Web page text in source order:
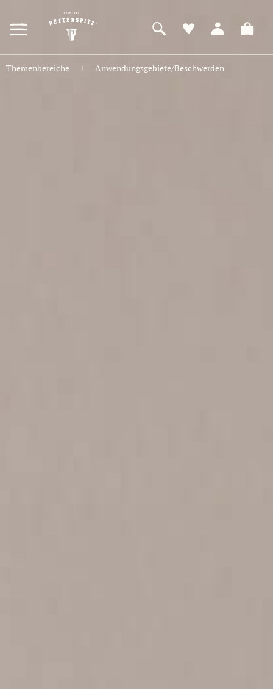
HAUPTINHALT
SPRINGEN
Themenbereiche | Anwendungsgebiete/Beschwerden